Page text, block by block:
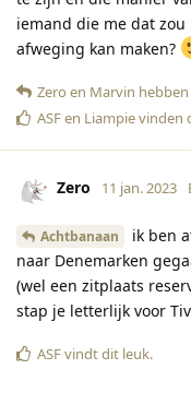
iemand die me dat
afweging kan maken?
Zero en Marvin
ASFen Liampievinden
Zero 11 jan. 2023
Achtbanaan
ik ben
naar Denemarken
(wel een zitplaats
stap je letterlijk voor
ASFvindt dit leuk.